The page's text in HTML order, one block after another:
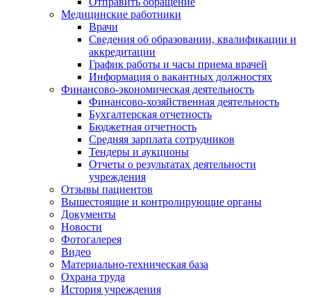
Медицинские работники
Врачи
Сведения об образовании, квалификации и
аккредитации
График работы и часы приема врачей
Информация о вакантных должностях
Финансово-экономическая деятельность
Финансово-хозяйственная деятельность
Бухгалтерская отчетность
Бюджетная отчетность
Средняя зарплата сотрудников
Тендеры и аукционы
Отчеты о результатах деятельности
учреждения
Отзывы пациентов
Вышестоящие и контролирующие органы
Документы
Новости
Фотогалерея
Видео
Материально-техническая база
Охрана труда
История учреждения